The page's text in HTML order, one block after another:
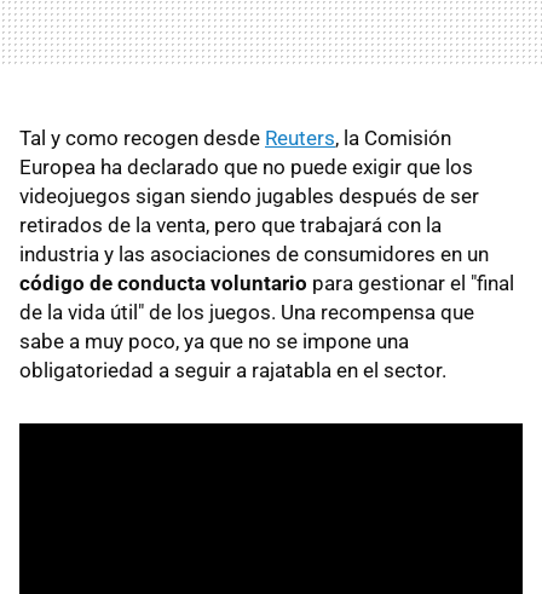
Tal y como recogen desde Reuters, la Comisión
Europea ha declarado que no puede exigir que los
videojuegos sigan siendo jugables después de ser
retirados de la venta, pero que trabajará con la
industria y las asociaciones de consumidores en un
código de conducta voluntario para gestionar el "final
de la vida útil" de los juegos. Una recompensa que
sabe a muy poco, ya que no se impone una
obligatoriedad a seguir a rajatabla en el sector.